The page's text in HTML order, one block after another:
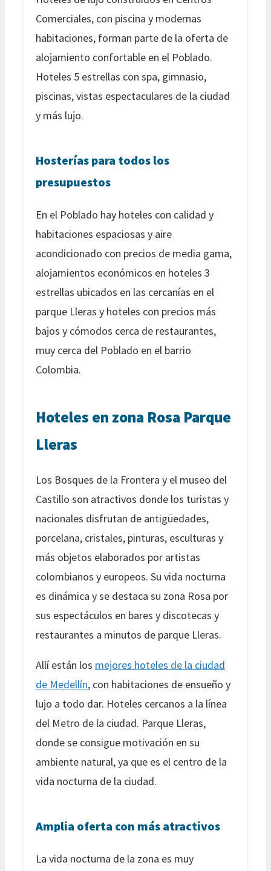
Comerciales, con piscina y modernas
habitaciones, forman parte de la oferta de
alojamiento confortable en el Poblado.
Hoteles 5 estrellas con spa, gimnasio,
piscinas, vistas espectaculares de la ciudad
y más lujo.
Hosterías para todos los
presupuestos
En el Poblado hay hoteles con calidad y
habitaciones espaciosas y aire
acondicionado con precios de media gama,
alojamientos económicos en hoteles 3
estrellas ubicados en las cercanías en el
parque Lleras y hoteles con precios más
bajos y cómodos cerca de restaurantes,
muy cerca del Poblado en el barrio
Colombia.
Hoteles en zona Rosa Parque
Lleras
Los Bosques de la Frontera y el museo del
Castillo son atractivos donde los turistas y
nacionales disfrutan de antigüedades,
porcelana, cristales, pinturas, esculturas y
más objetos elaborados por artistas
colombianos y europeos. Su vida nocturna
es dinámica y se destaca su zona Rosa por
sus espectáculos en bares y discotecas y
restaurantes a minutos de parque Lleras.
Allí están los mejores hoteles de la ciudad
de Medellín, con habitaciones de ensueño y
lujo a todo dar. Hoteles cercanos a la línea
del Metro de la ciudad. Parque Lleras,
donde se consigue motivación en su
ambiente natural, ya que es el centro de la
vida nocturna de la ciudad.
Amplia oferta con más atractivos
La vida nocturna de la zona es muy